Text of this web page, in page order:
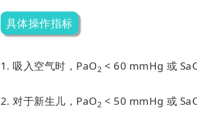
具体操作指标
1. 吸入空气时，PaO2 < 60 mmHg 或
2. 对于新生儿，PaO2 < 50 mmHg 或